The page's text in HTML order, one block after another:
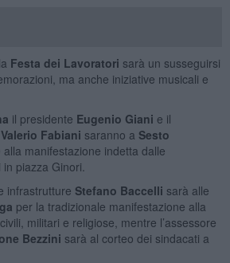
Festa dei Lavoratori sarà un susseguirsi
ma anche iniziative musicali e
il presidente Eugenio Giani e il
Valerio Fabiani saranno a Sesto
manifestazione indetta dalle
piazza Ginori.
infrastrutture Stefano Baccelli sarà alle
per la tradizionale manifestazione alla
militari e religiose, mentre l’assessore
Bezzini sarà al corteo dei sindacati a